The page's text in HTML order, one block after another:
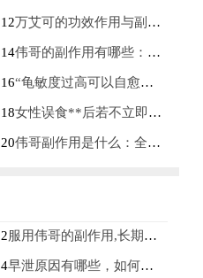
12万艾可的功效作用与副作用：全面解析及安全使用指南
14伟哥的副作用有哪些：全面解析与安全使用指南
16“龟敏度过高可以自愈吗？揭秘男性健康常见误区”
18女性误食**后若不立即释放，真的会致命吗？
20伟哥副作用是什么：全面解析与安全使用指南
2 服用伟哥的副作用,长期使用对身体有哪些潜在危害
4早泄原因有哪些，如何有效预防和改善